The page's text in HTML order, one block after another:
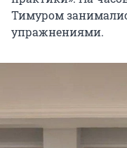
Тимуром
упражнениями.